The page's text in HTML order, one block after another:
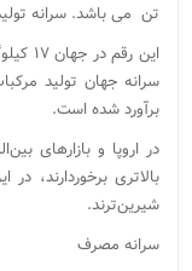
تن می باشد. سرانه تولید
برآورد شده است.
در اروپا و بازارهای
بالاتری برخوردارند،
شیرین‌ترند.
سرانه مصرف